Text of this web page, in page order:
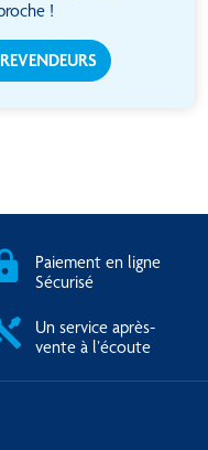
!
Paiement en ligne
Sécurisé
Un service après-
vente à l’écoute